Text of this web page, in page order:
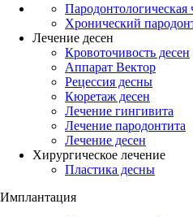
Пародонтологическая
Хронический
Лечение десен
Кровоточивость десен
Аппарат Вектор
Рецессия десны
Кюретаж десен
Лечение гингивита
Лечение пародонтита
Лечение десен
Хирургическое лечение
Пластика десны
Имплантация